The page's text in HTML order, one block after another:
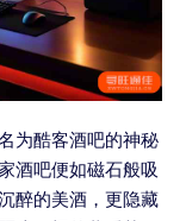
为酷客酒吧的神秘
酒吧便如磁石般吸
醉的美酒，更隐藏